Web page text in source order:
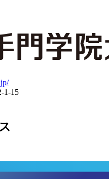
1-15